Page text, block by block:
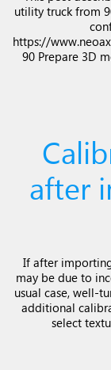
utility truck from
https://
90 Prepare 3D
after
If after
may be due to
usual case, well-
additional
select